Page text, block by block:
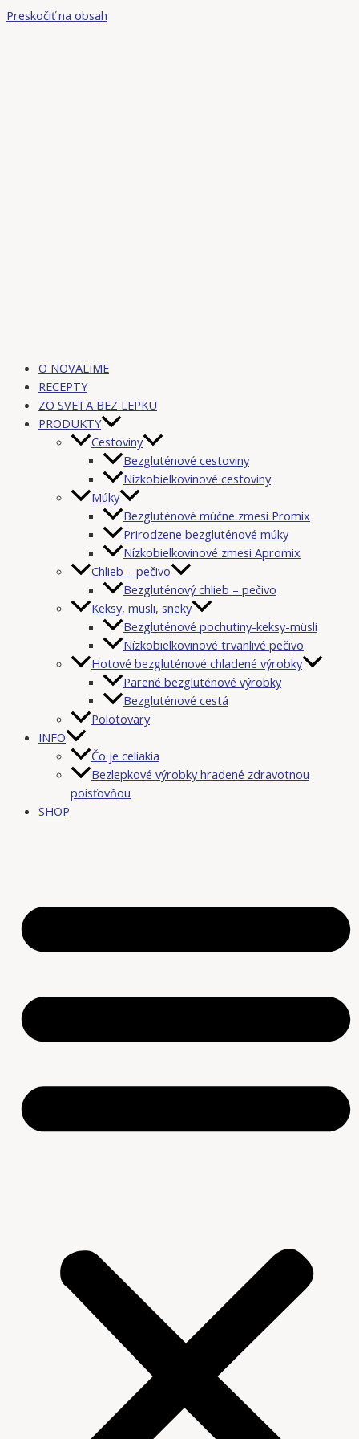
Preskočiť na obsah
O NOVALIME
RECEPTY
ZO SVETA BEZ LEPKU
PRODUKTY
Cestoviny
Bezgluténové cestoviny
Nízkobielkovinové cestoviny
Múky
Bezgluténové múčne zmesi Promix
Prirodzene bezgluténové múky
Nízkobielkovinové zmesi Apromix
Chlieb – pečivo
Bezgluténový chlieb – pečivo
Keksy, müsli, sneky
Bezgluténové pochutiny-keksy-müsli
Nízkobielkovinové trvanlivé pečivo
Hotové bezgluténové chladené výrobky
Parené bezgluténové výrobky
Bezgluténové cestá
Polotovary
INFO
Čo je celiakia
Bezlepkové výrobky hradené zdravotnou
poisťovňou
SHOP